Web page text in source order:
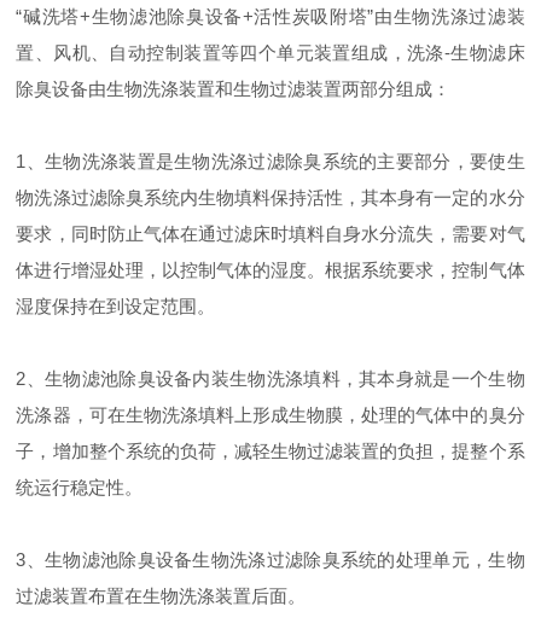
“碱洗塔+生物滤池除臭设备+活性炭吸附塔”由生物洗涤过滤装
置、风机、自动控制装置等四个单元装置组成，洗涤-生物滤床
除臭设备由生物洗涤装置和生物过滤装置两部分组成：
1、生物洗涤装置是生物洗涤过滤除臭系统的主要部分，要使生
物洗涤过滤除臭系统内生物填料保持活性，其本身有一定的水分
要求，同时防止气体在通过滤床时填料自身水分流失，需要对气
体进行增湿处理，以控制气体的湿度。根据系统要求，控制气体
湿度保持在到设定范围。
2、生物滤池除臭设备内装生物洗涤填料，其本身就是一个生物
洗涤器，可在生物洗涤填料上形成生物膜，处理的气体中的臭分
子，增加整个系统的负荷，减轻生物过滤装置的负担，提整个系
统运行稳定性。
3、生物滤池除臭设备生物洗涤过滤除臭系统的处理单元，生物
过滤装置布置在生物洗涤装置后面。